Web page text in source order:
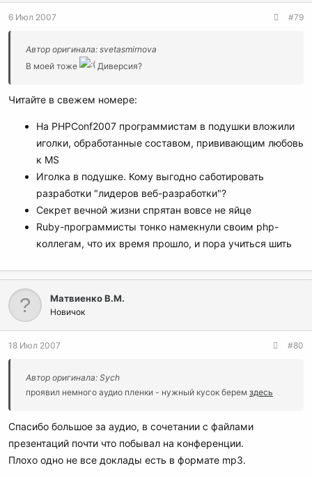
6 Июл 2007 #79
Автор оригинала: svetasmirnova
В моей тоже
Диверсия?
Читайте в свежем номере:
На PHPConf2007 программистам в подушки вложили
иголки, обработанные составом, прививающим любовь
к MS
Иголка в подушке. Кому выгодно саботировать
разработки "лидеров веб-разработки"?
Секрет вечной жизни спрятан вовсе не яйце
Ruby-программисты тонко намекнули своим php-
коллегам, что их время прошло, и пора учиться шить
Матвиенко В.М.
Новичок
18 Июл 2007 #80
Автор оригинала: Sych
проявил немного аудио пленки - нужный кусок берем здесь
Спасибо большое за аудио, в сочетании с файлами
презентаций почти что побывал на конференции.
Плохо одно не все доклады есть в формате mp3.